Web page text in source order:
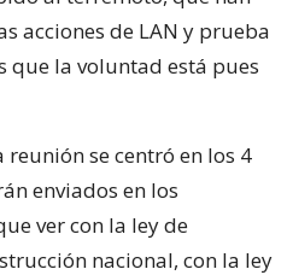
acciones de LAN y prueba
que la voluntad está pues
se centró en los 4
enviados en los
ver con la ley de
nacional, con la ley